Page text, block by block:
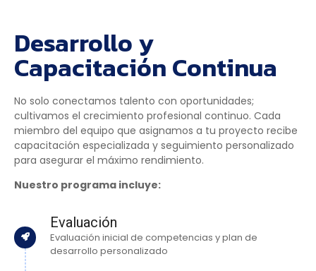
Desarrollo y
Capacitación Continua
No solo conectamos talento con oportunidades;
cultivamos el crecimiento profesional continuo. Cada
miembro del equipo que asignamos a tu proyecto recibe
capacitación especializada y seguimiento personalizado
para asegurar el máximo rendimiento.
Nuestro programa incluye:
Evaluación
Evaluación inicial de competencias y plan de
desarrollo personalizado